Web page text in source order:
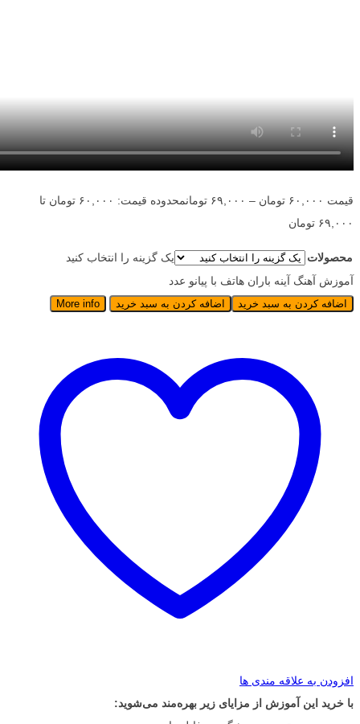
قیمت ۶۰,۰۰۰ تومان – ۶۹,۰۰۰ تومان
محدوده قیمت: ۶۰,۰۰۰ تومان تا
۶۹,۰۰۰ تومان
محصولات
یک گزینه را انتخاب کنید
آموزش آهنگ آینه باران هاتف با پیانو عدد
اضافه کردن به سبد خرید اضافه کردن به سبد خرید More info
افزودن به علاقه مندی ها
با خرید این آموزش از مزایای زیر بهره‌مند می‌شوید: